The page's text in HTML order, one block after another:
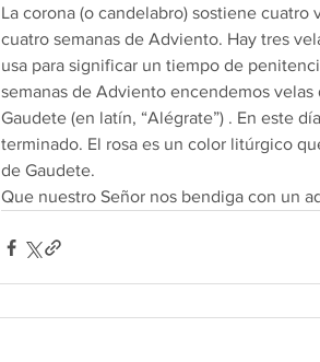
La corona (o candelabro) sostiene
cuatro semanas de Adviento. Hay tres
usa para significar un tiempo de
semanas de Adviento encendemos
Gaudete (en latín, “Alégrate”) . En este
terminado. El rosa es un color litúrgico
de Gaudete.
Que nuestro Señor nos bendiga con un